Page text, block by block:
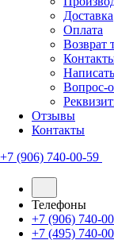
Доставка
Оплата
Возврат
Вопрос-
Отзывы
Контакты
+7 (906) 740-00-59
Телефоны
+7 (906) 740-
+7 (495) 740-